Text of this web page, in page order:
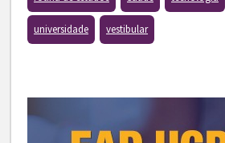
universidade vestibular